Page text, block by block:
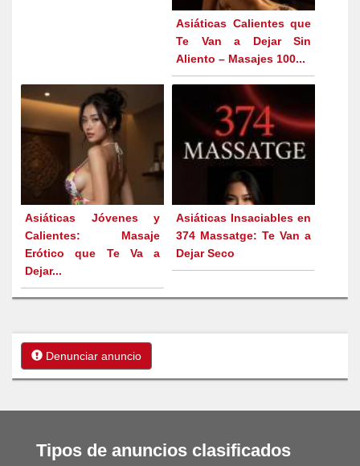
Asiáticas Calientes que
Te Van a Dejar Sin
Aliento – Masajes 100...
Asiáticas Jóvenes y
Calientes: Masaje
Erótico que Te Va a
Dejar...
Asiáticas Insaciables en
374 Massatge: Te Van a
Dejar Seco
Denunciar anuncio
Tipos de anuncios clasificados